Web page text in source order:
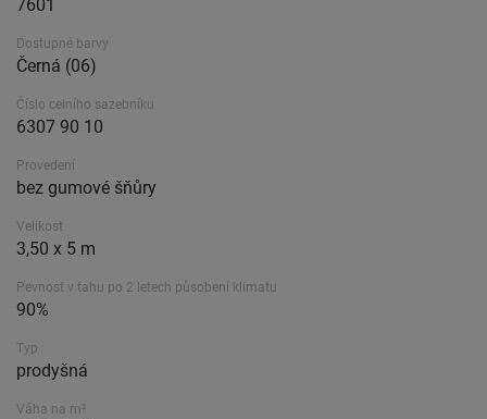
7601
Dostupné barvy
Černá (06)
Číslo celního sazebníku
6307 90 10
Provedení
bez gumové šňůry
Velikost
3,50 x 5 m
Pevnost v tahu po 2 letech působení klimatu
90%
Typ
prodyšná
Váha na m²